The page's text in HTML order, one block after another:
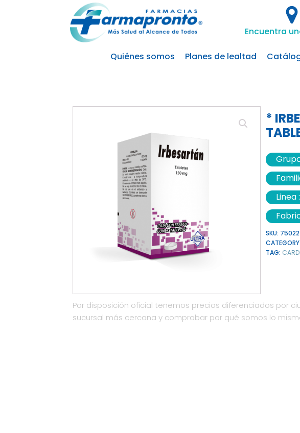
Encuentra
Quiénes somos Planes de lealtad
*
Linea :
SKU:
CATEGORY:
TAG:
Por disposición oficial tenemos precios diferenciados por
sucursal más cercana y comprobar por qué somos lo